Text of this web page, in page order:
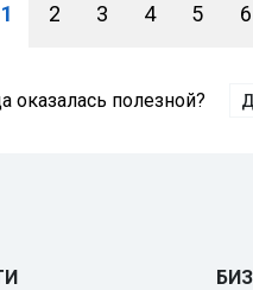
1 2 3 4 5 6
оказалась полезной?